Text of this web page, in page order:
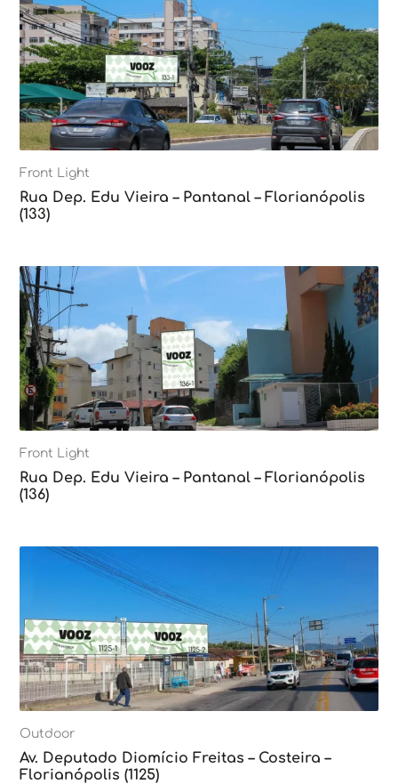
Front Light
Rua Dep. Edu Vieira – Pantanal – Florianópolis
(133)
Front Light
Rua Dep. Edu Vieira – Pantanal – Florianópolis
(136)
Outdoor
Av. Deputado Diomício Freitas – Costeira –
Florianópolis (1125)